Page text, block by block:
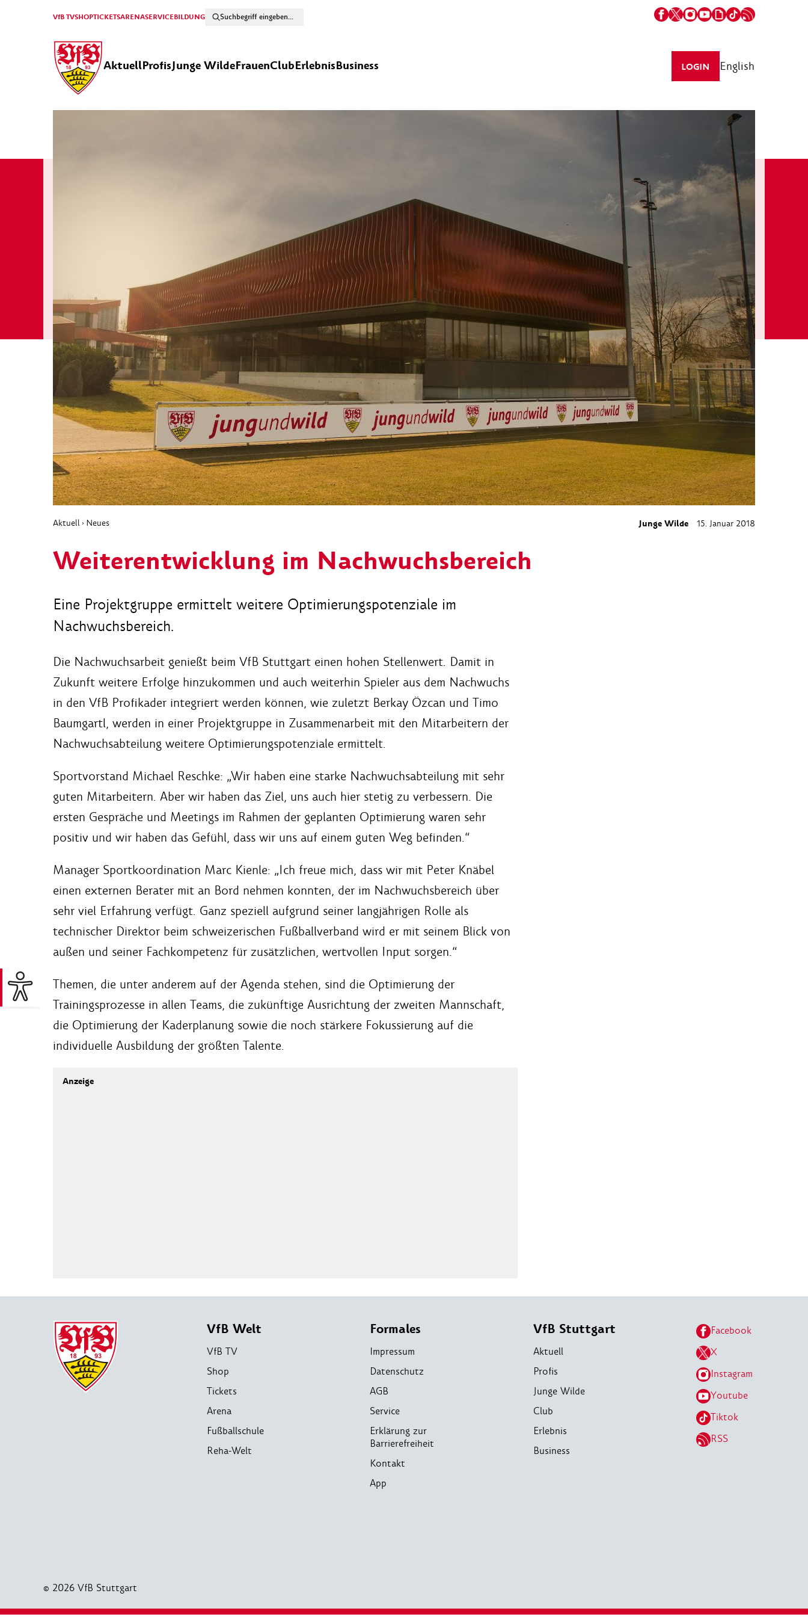
VfB TVSHOPTICKETSARENASERVICEBILDUNG
AktuellProfisJunge WildeFrauenClubErlebnisBusiness LOGIN English
Aktuell › Neues Junge Wilde 15. Januar 2018
Weiterentwicklung im Nachwuchsbereich
Eine Projektgruppe ermittelt weitere Optimierungspotenziale im
Nachwuchsbereich.
Die Nachwuchsarbeit genießt beim VfB Stuttgart einen hohen Stellenwert. Damit in
Zukunft weitere Erfolge hinzukommen und auch weiterhin Spieler aus dem Nachwuchs
in den VfB Profikader integriert werden können, wie zuletzt Berkay Özcan und Timo
Baumgartl, werden in einer Projektgruppe in Zusammenarbeit mit den Mitarbeitern der
Nachwuchsabteilung weitere Optimierungspotenziale ermittelt.
Sportvorstand Michael Reschke: „Wir haben eine starke Nachwuchsabteilung mit sehr
guten Mitarbeitern. Aber wir haben das Ziel, uns auch hier stetig zu verbessern. Die
ersten Gespräche und Meetings im Rahmen der geplanten Optimierung waren sehr
positiv und wir haben das Gefühl, dass wir uns auf einem guten Weg befinden.“
Manager Sportkoordination Marc Kienle: „Ich freue mich, dass wir mit Peter Knäbel
einen externen Berater mit an Bord nehmen konnten, der im Nachwuchsbereich über
sehr viel Erfahrung verfügt. Ganz speziell aufgrund seiner langjährigen Rolle als
technischer Direktor beim schweizerischen Fußballverband wird er mit seinem Blick von
außen und seiner Fachkompetenz für zusätzlichen, wertvollen Input sorgen.“
Themen, die unter anderem auf der Agenda stehen, sind die Optimierung der
Trainingsprozesse in allen Teams, die zukünftige Ausrichtung der zweiten Mannschaft,
die Optimierung der Kaderplanung sowie die noch stärkere Fokussierung auf die
individuelle Ausbildung der größten Talente.
VfB Welt
VfB TV
Shop
Tickets
Arena
Fußballschule
Reha-Welt
Formales
Impressum
Datenschutz
AGB
Service
Erklärung zur
Barrierefreiheit
Kontakt
App
VfB Stuttgart
Aktuell
Profis
Junge Wilde
Club
Erlebnis
Business
Facebook
X
Instagram
Youtube
Tiktok
RSS
© 2026 VfB Stuttgart